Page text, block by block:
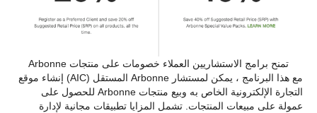
تمنح برامج الاستشاريين العملاء خصومات على منتجات Arbonne
مع هذا البرنامج ، يمكن لمستشار Arbonne المستقل (AIC) إنشاء موقع
التجارة الإلكترونية الخاص به وبيع منتجات Arbonne للحصول على
عمولة على مبيعات المنتجات. تشمل المزايا تطبيقات مجانية لإدارة